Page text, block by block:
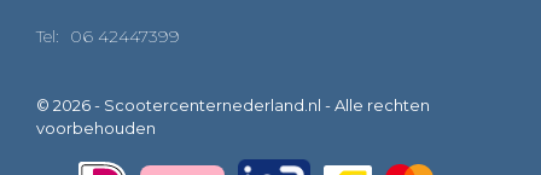
Tel: 06 42447399
© 2026 - Scootercenternederland.nl - Alle rechten
voorbehouden